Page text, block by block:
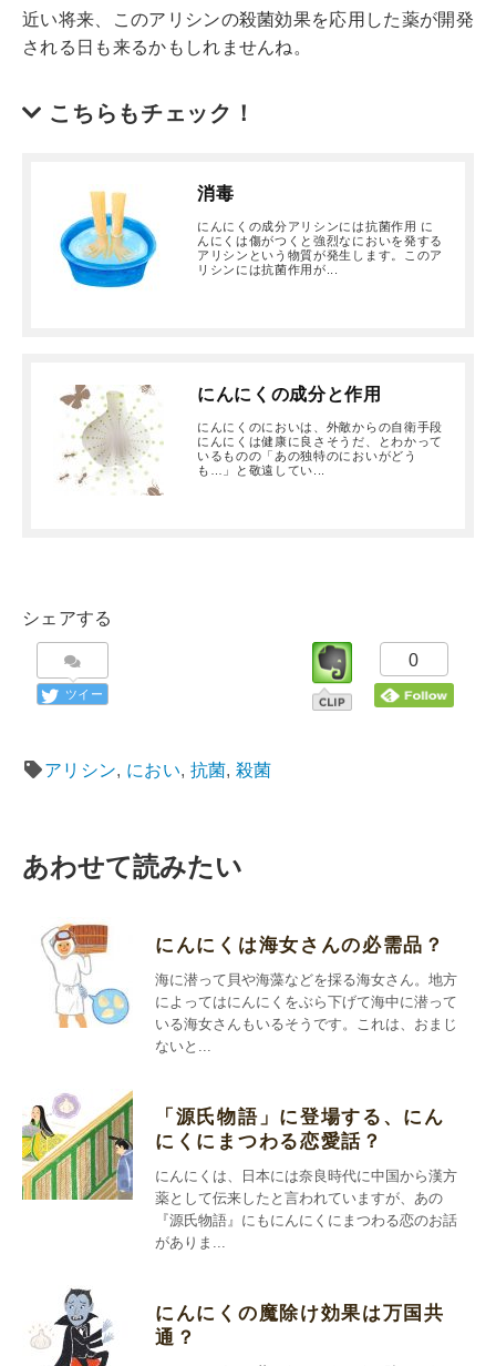
近い将来、このアリシンの殺菌効果を応用した薬が開発
される日も来るかもしれませんね。
こちらもチェック！
消毒
にんにくの成分アリシンには抗菌作用 に
んにくは傷がつくと強烈なにおいを発する
アリシンという物質が発生します。このア
リシンには抗菌作用が...
にんにくの成分と作用
にんにくのにおいは、外敵からの自衛手段
にんにくは健康に良さそうだ、とわかって
いるものの「あの独特のにおいがどう
も…」と敬遠してい...
シェアする
ツイー
0
アリシン, におい, 抗菌, 殺菌
あわせて読みたい
にんにくは海女さんの必需品？
海に潜って貝や海藻などを採る海女さん。地方
によってはにんにくをぶら下げて海中に潜って
いる海女さんもいるそうです。これは、おまじ
ないと...
「源氏物語」に登場する、にん
にくにまつわる恋愛話？
にんにくは、日本には奈良時代に中国から漢方
薬として伝来したと言われていますが、あの
『源氏物語』にもにんにくにまつわる恋のお話
がありま...
にんにくの魔除け効果は万国共
通？